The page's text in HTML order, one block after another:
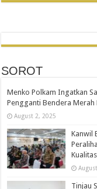
SOROT
Menko Polkam Ingatkan
Pengganti Bendera Merah
August 2, 2025
Kanwil
Tinjau